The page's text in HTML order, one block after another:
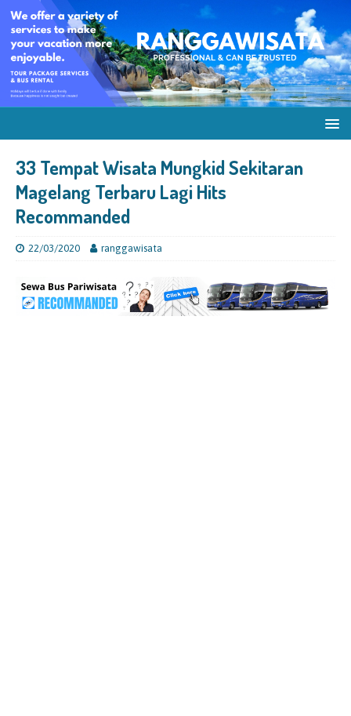
33 Tempat Wisata Mungkid Sekitaran
Magelang Terbaru Lagi Hits
Recommanded
22/03/2020 ranggawisata